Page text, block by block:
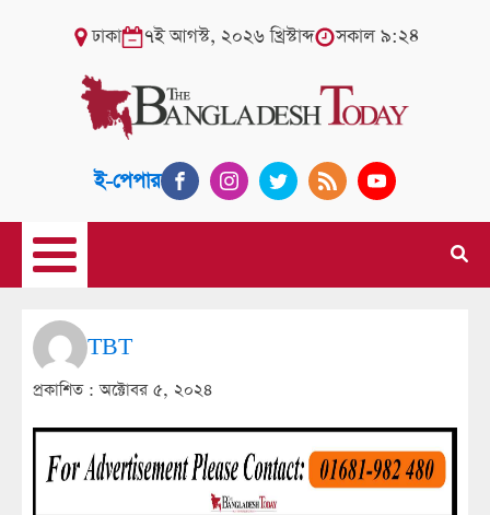
ঢাকা ৭ই আগস্ট, ২০২৬ খ্রিস্টাব্দ সকাল ৯:২৪
ই-পেপার
TBT
প্রকাশিত :অক্টোবর ৫, ২০২৪